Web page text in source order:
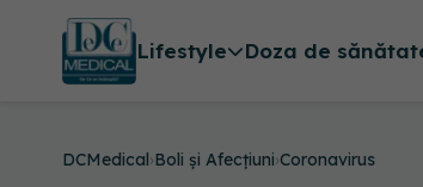
Lifestyle Doza de
DCMedical›Boli și Afecțiuni›Coronavirus